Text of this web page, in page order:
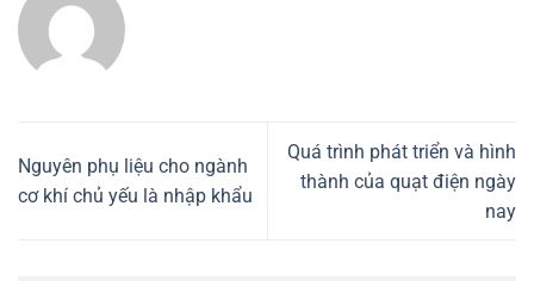
Nguyên phụ liệu cho ngành
cơ khí chủ yếu là nhập khẩu
Quá trình phát triển và hình
thành của quạt điện ngày
nay